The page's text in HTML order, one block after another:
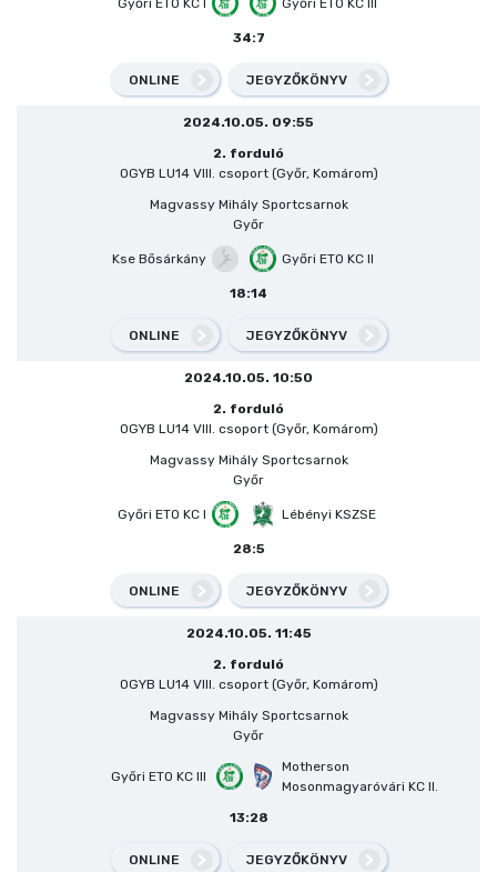
Győri ETO KC I Győri ETO KC III
34:7
ONLINE JEGYZŐKÖNYV
2024.10.05. 09:55
2. forduló
OGYB LU14 VIII. csoport (Győr, Komárom)
Magvassy Mihály Sportcsarnok
Győr
Kse Bősárkány Győri ETO KC II
18:14
ONLINE JEGYZŐKÖNYV
2024.10.05. 10:50
2. forduló
OGYB LU14 VIII. csoport (Győr, Komárom)
Magvassy Mihály Sportcsarnok
Győr
Győri ETO KC I Lébényi KSZSE
28:5
ONLINE JEGYZŐKÖNYV
2024.10.05. 11:45
2. forduló
OGYB LU14 VIII. csoport (Győr, Komárom)
Magvassy Mihály Sportcsarnok
Győr
Győri ETO KC III
Motherson
Mosonmagyaróvári KC II.
13:28
ONLINE JEGYZŐKÖNYV